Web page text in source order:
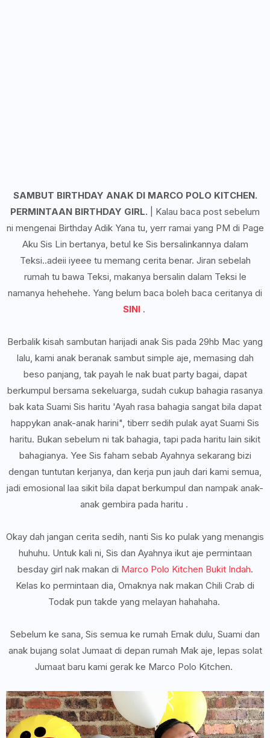
SAMBUT BIRTHDAY ANAK DI MARCO POLO KITCHEN.
PERMINTAAN BIRTHDAY GIRL. | Kalau baca post sebelum
ni mengenai Birthday Adik Yana tu, yerr ramai yang PM di Page
Aku Sis Lin bertanya, betul ke Sis bersalinkannya dalam
Teksi..adeii iyeee tu memang cerita benar. Jiran sebelah
rumah tu bawa Teksi, makanya bersalin dalam Teksi le
namanya hehehehe. Yang belum baca boleh baca ceritanya di
SINI.
Berbalik kisah sambutan harijadi anak Sis pada 29hb Mac yang
lalu, kami anak beranak sambut simple aje, memasing dah
beso panjang, tak payah le nak buat party bagai, dapat
berkumpul bersama sekeluarga, sudah cukup bahagia rasanya
bak kata Suami Sis haritu 'Ayah rasa bahagia sangat bila dapat
happykan anak-anak harini", tiberr sedih pulak ayat Suami Sis
haritu. Bukan sebelum ni tak bahagia, tapi pada haritu lain sikit
bahagianya. Yee Sis faham sebab Ayahnya sekarang bizi
dengan tuntutan kerjanya, dan kerja pun jauh dari kami semua,
jadi emosional laa sikit bila dapat berkumpul dan nampak anak-
anak gembira pada haritu .
Okay dah jangan cerita sedih, nanti Sis ko pulak yang menangis
huhuhu. Untuk kali ni, Sis dan Ayahnya ikut aje permintaan
besday girl nak makan di Marco Polo Kitchen Bukit Indah.
Kelas ko permintaan dia, Omaknya nak makan Chili Crab di
Todak pun takde yang melayan hahahaha.
Sebelum ke sana, Sis semua ke rumah Emak dulu, Suami dan
anak bujang solat Jumaat di depan rumah Mak aje, lepas solat
Jumaat baru kami gerak ke Marco Polo Kitchen.